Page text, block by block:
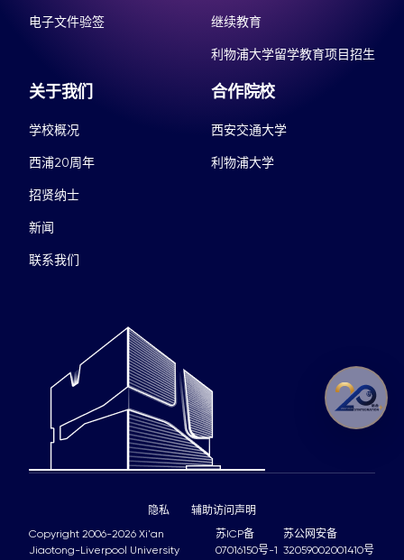
电子文件验签 继续教育
利物浦大学留学教育项目招生
关于我们
学校概况
西浦20周年
招贤纳士
新闻
联系我们
合作院校
西安交通大学
利物浦大学
Copyright 2006-2026 Xi'an
Jiaotong-Liverpool University
苏ICP备
07016150号-1
苏公网安备
32059002001410号
隐私 辅助访问声明